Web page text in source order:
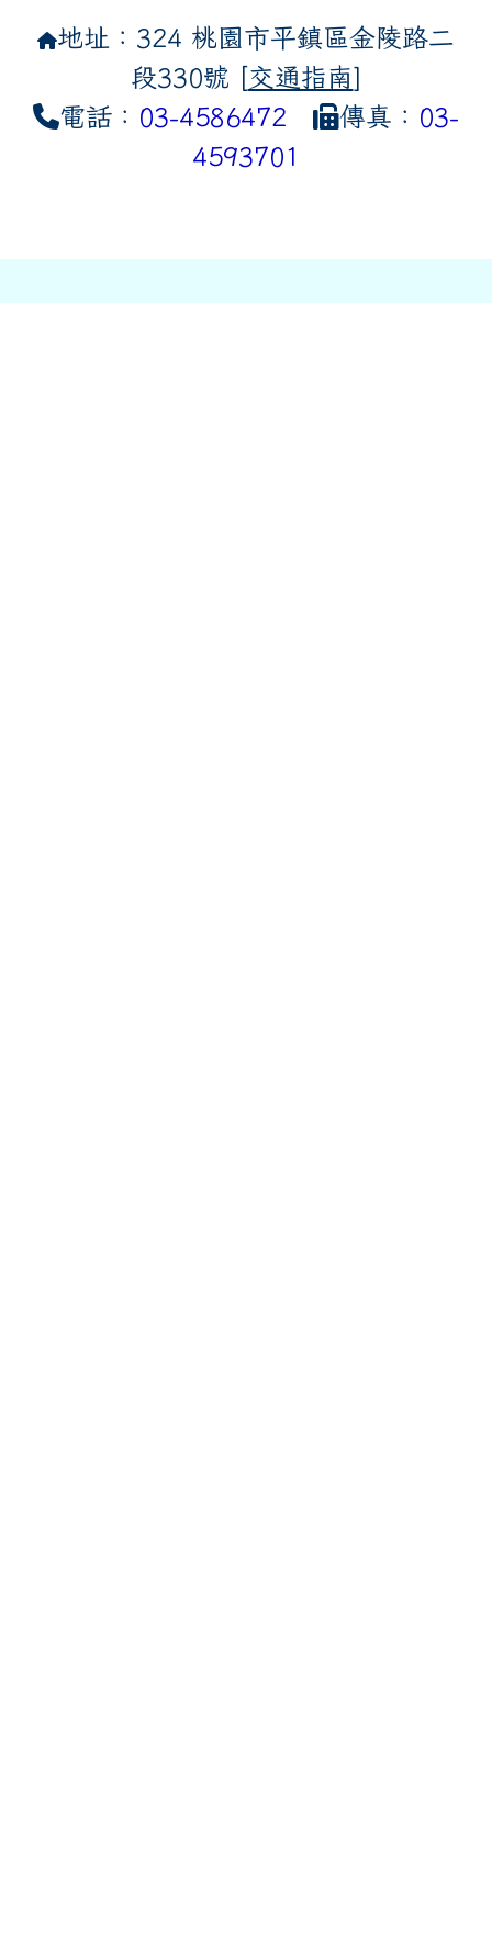
地址：324 桃園市平鎮區金陵路二
段330號 [交通指南]
電話： 03-4586472 傳真： 03-
4593701